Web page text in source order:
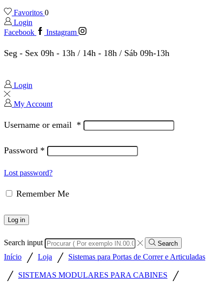
Favoritos 0
Login
Facebook
Instagram
Seg - Sex 09h - 13h / 14h - 18h / Sáb 09h-13h
Login
My Account
Username or email *
Password *
Lost password?
Remember Me
Log in
Search input Search
Início / Loja / Sistemas para Portas de Correr e Articuladas
/ SISTEMAS MODULARES PARA CABINES
/